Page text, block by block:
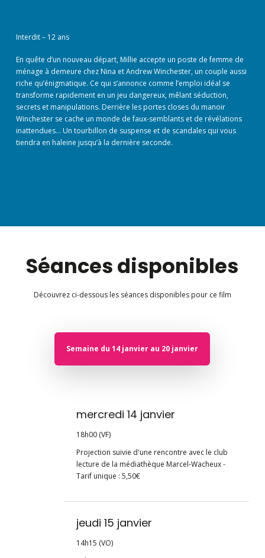
Interdit – 12 ans
En quête d’un nouveau départ, Millie accepte un poste de femme de
ménage à demeure chez Nina et Andrew Winchester, un couple aussi
riche qu’énigmatique. Ce qui s’annonce comme l’emploi idéal se
transforme rapidement en un jeu dangereux, mêlant séduction,
secrets et manipulations. Derrière les portes closes du manoir
Winchester se cache un monde de faux-semblants et de révélations
inattendues… Un tourbillon de suspense et de scandales qui vous
tiendra en haleine jusqu’à la dernière seconde.
Séances disponibles
Découvrez ci-dessous les séances disponibles pour ce film
Semaine du 14 janvier au 20 janvier
mercredi 14 janvier
18h00 (VF)
Projection suivie d'une rencontre avec le club
lecture de la médiathèque Marcel-Wacheux -
Tarif unique : 5,50€
jeudi 15 janvier
14h15 (VO)